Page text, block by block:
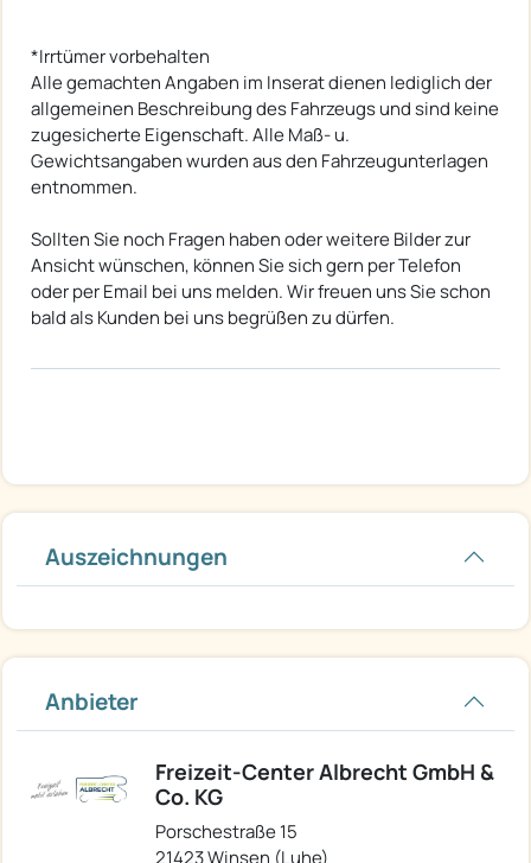
*Irrtümer vorbehalten
Alle gemachten Angaben im Inserat dienen lediglich der
allgemeinen Beschreibung des Fahrzeugs und sind keine
zugesicherte Eigenschaft. Alle Maß- u.
Gewichtsangaben wurden aus den Fahrzeugunterlagen
entnommen.
Sollten Sie noch Fragen haben oder weitere Bilder zur
Ansicht wünschen, können Sie sich gern per Telefon
oder per Email bei uns melden. Wir freuen uns Sie schon
bald als Kunden bei uns begrüßen zu dürfen.
Auszeichnungen
Anbieter
Freizeit-Center Albrecht GmbH &
Co. KG
Porschestraße 15
21423 Winsen (Luhe)